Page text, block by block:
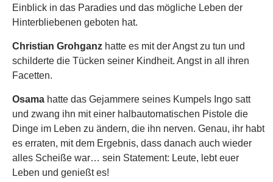
Einblick in das Paradies und das mögliche Leben der
Hinterbliebenen geboten hat.
Christian Grohganz hatte es mit der Angst zu tun und
schilderte die Tücken seiner Kindheit. Angst in all ihren
Facetten.
Osama hatte das Gejammere seines Kumpels Ingo satt
und zwang ihn mit einer halbautomatischen Pistole die
Dinge im Leben zu ändern, die ihn nerven. Genau, ihr habt
es erraten, mit dem Ergebnis, dass danach auch wieder
alles Scheiße war… sein Statement: Leute, lebt euer
Leben und genießt es!